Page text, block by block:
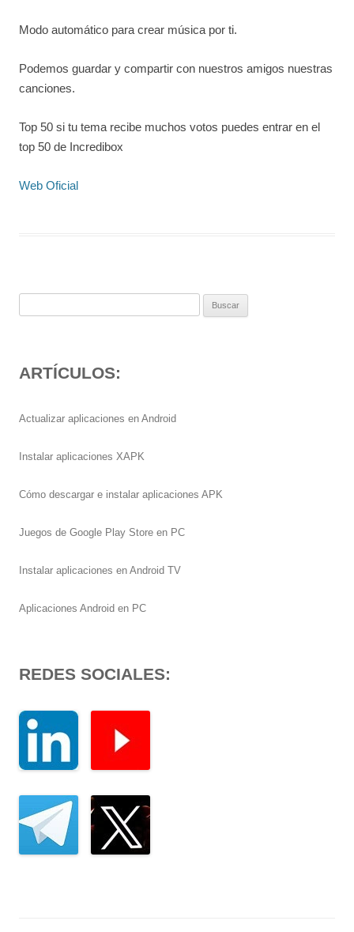
Modo automático para crear música por ti.
Podemos guardar y compartir con nuestros amigos nuestras
canciones.
Top 50 si tu tema recibe muchos votos puedes entrar en el
top 50 de Incredibox
Web Oficial
ARTÍCULOS:
Actualizar aplicaciones en Android
Instalar aplicaciones XAPK
Cómo descargar e instalar aplicaciones APK
Juegos de Google Play Store en PC
Instalar aplicaciones en Android TV
Aplicaciones Android en PC
REDES SOCIALES: